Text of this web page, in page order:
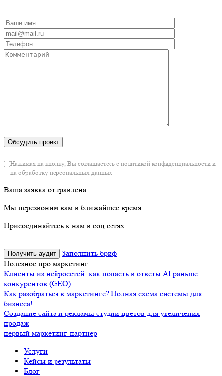
Нажимая на кнопку, Вы соглашаетесь с политикой конфиденциальности и
на обработку персональных данных
Ваша заявка отправлена
Мы перезвоним вам в ближайшее время.
Присоединяйтесь к нам в соц сетях:
Получить аудит
Заполнить бриф
Полезное про маркетинг
Клиенты из нейросетей: как попасть в ответы AI раньше
конкурентов (GEO)
Как разобраться в маркетинге? Полная схема системы для
бизнеса!
Создание сайта и рекламы студии цветов для увеличения
продаж
первый маркетинг-партнер
Услуги
Кейсы и результаты
Блог